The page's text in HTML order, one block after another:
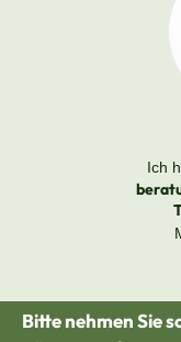
Ich
Bitte nehmen Sie